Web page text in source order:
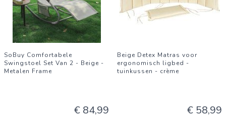
SoBuy Comfortabele
Swingstoel Set Van 2 - Beige -
Metalen Frame
€ 84,99
Beige Detex Matras voor
ergonomisch ligbed -
tuinkussen - crème
€ 58,99